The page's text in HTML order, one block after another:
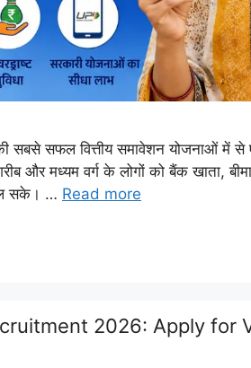
सबसे सफल वित्तीय समावेशन योजनाओं में से
और मध्यम वर्ग के लोगों को बैंक खाता,
सके। … Read more
2026: Apply for